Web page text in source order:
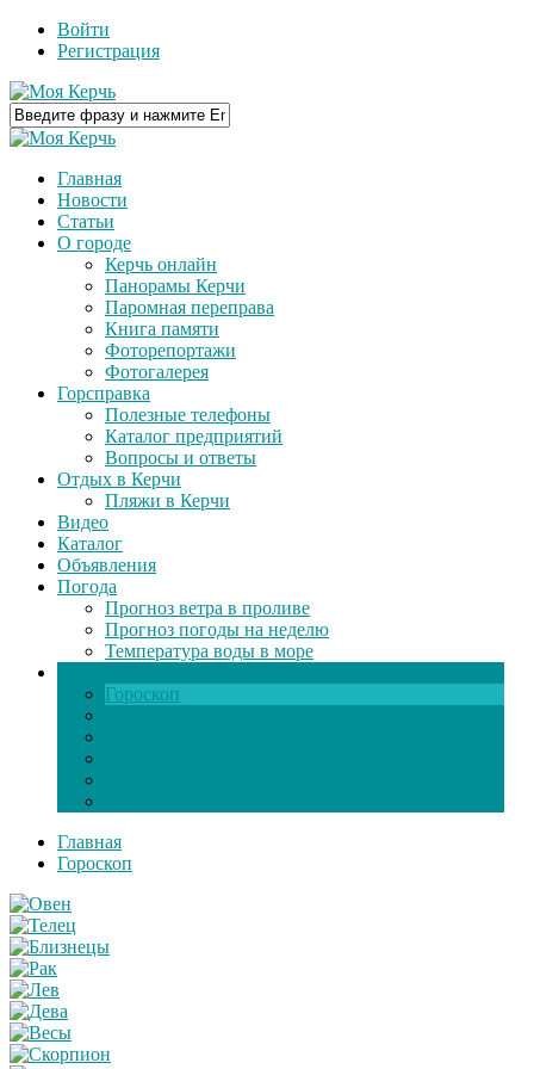
Войти
Регистрация
Главная
Новости
Статьи
О городе
Керчь онлайн
Панорамы Керчи
Паромная переправа
Книга памяти
Фоторепортажи
Фотогалерея
Горсправка
Полезные телефоны
Каталог предприятий
Вопросы и ответы
Отдых в Керчи
Пляжи в Керчи
Видео
Каталог
Объявления
Погода
Прогноз ветра в проливе
Прогноз погоды на неделю
Температура воды в море
Гороскоп
Главная
Гороскоп